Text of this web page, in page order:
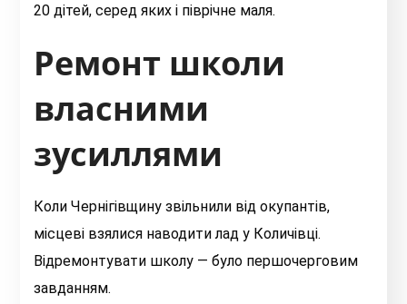
20 дітей, серед яких і піврічне маля.
Ремонт школи
власними
зусиллями
Коли Чернігівщину звільнили від окупантів,
місцеві взялися наводити лад у Количівці.
Відремонтувати школу — було першочерговим
завданням.